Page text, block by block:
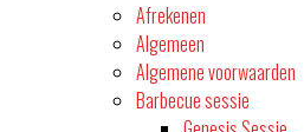
Afrekenen
Algemeen
Algemene voorwaarden
Barbecue sessie